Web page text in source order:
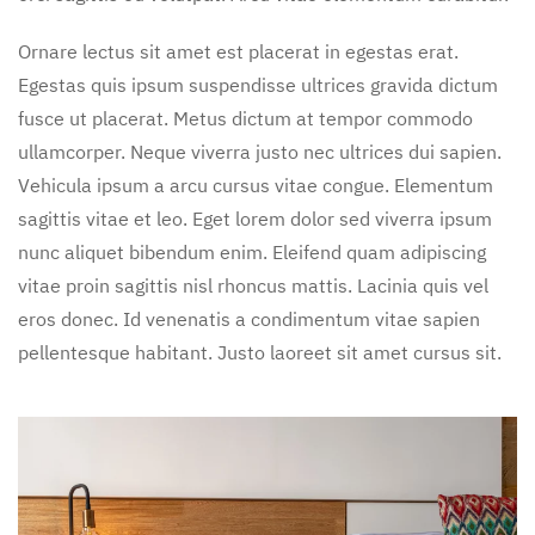
Ornare lectus sit amet est placerat in egestas erat.
Egestas quis ipsum suspendisse ultrices gravida dictum
fusce ut placerat. Metus dictum at tempor commodo
ullamcorper. Neque viverra justo nec ultrices dui sapien.
Vehicula ipsum a arcu cursus vitae congue. Elementum
sagittis vitae et leo. Eget lorem dolor sed viverra ipsum
nunc aliquet bibendum enim. Eleifend quam adipiscing
vitae proin sagittis nisl rhoncus mattis. Lacinia quis vel
eros donec. Id venenatis a condimentum vitae sapien
pellentesque habitant. Justo laoreet sit amet cursus sit.